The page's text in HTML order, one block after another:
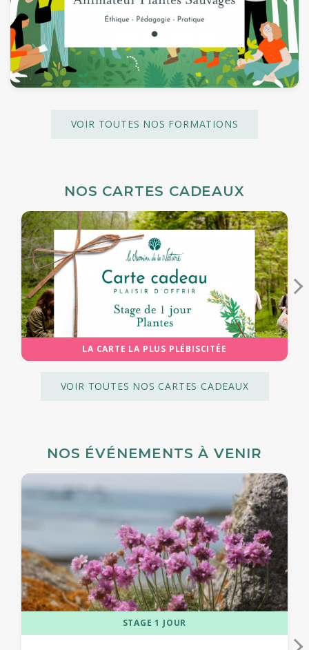
VOIR TOUTES NOS FORMATIONS
NOS CARTES CADEAUX
LA CARTE LA PLUS PLÉBISCITÉE
VOIR TOUTES NOS CARTES CADEAUX
NOS ÉVÉNEMENTS À VENIR
STAGE 1 JOUR